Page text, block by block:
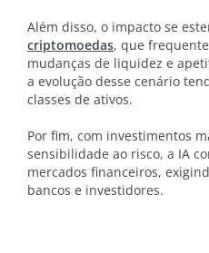
Além disso, o impacto se
criptomoedas, que
mudanças de liquidez e
a evolução desse cenário
classes de ativos.
Por fim, com investimentos
sensibilidade ao risco, a IA
mercados financeiros,
bancos e investidores.